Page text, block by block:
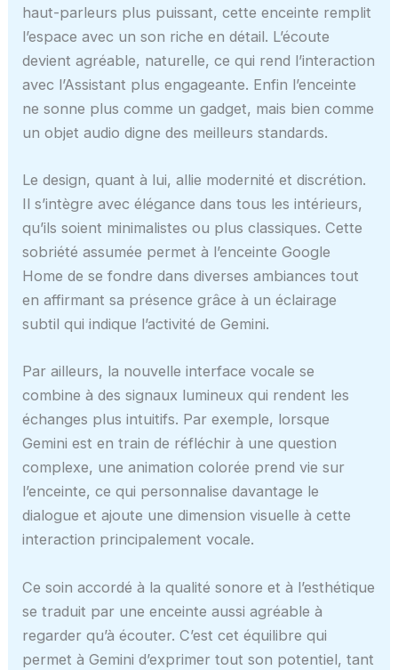
haut-parleurs plus puissant, cette enceinte remplit
l’espace avec un son riche en détail. L’écoute
devient agréable, naturelle, ce qui rend l’interaction
avec l’Assistant plus engageante. Enfin l’enceinte
ne sonne plus comme un gadget, mais bien comme
un objet audio digne des meilleurs standards.
Le design, quant à lui, allie modernité et discrétion.
Il s’intègre avec élégance dans tous les intérieurs,
qu’ils soient minimalistes ou plus classiques. Cette
sobriété assumée permet à l’enceinte Google
Home de se fondre dans diverses ambiances tout
en affirmant sa présence grâce à un éclairage
subtil qui indique l’activité de Gemini.
Par ailleurs, la nouvelle interface vocale se
combine à des signaux lumineux qui rendent les
échanges plus intuitifs. Par exemple, lorsque
Gemini est en train de réfléchir à une question
complexe, une animation colorée prend vie sur
l’enceinte, ce qui personnalise davantage le
dialogue et ajoute une dimension visuelle à cette
interaction principalement vocale.
Ce soin accordé à la qualité sonore et à l’esthétique
se traduit par une enceinte aussi agréable à
regarder qu’à écouter. C’est cet équilibre qui
permet à Gemini d’exprimer tout son potentiel, tant